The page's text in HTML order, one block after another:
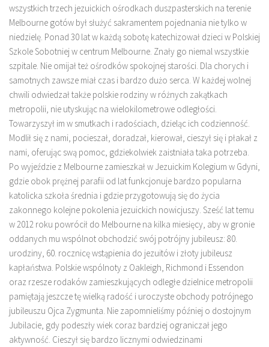
wszystkich trzech jezuickich ośrodkach duszpasterskich na terenie
Melbourne gotów był służyć sakramentem pojednania nie tylko w
niedzielę. Ponad 30 lat w każdą sobotę katechizował dzieci w Polskiej
Szkole Sobotniej w centrum Melbourne. Znały go niemal wszystkie
szpitale. Nie omijał też ośrodków spokojnej starości. Dla chorych i
samotnych zawsze miał czas i bardzo dużo serca. W każdej wolnej
chwili odwiedzał także polskie rodziny w różnych zakątkach
metropolii, nie utyskując na wielokilometrowe odległości.
Towarzyszył im w smutkach i radościach, dzieląc ich codzienność.
Modlił się z nami, pocieszał, doradzał, kierował, cieszył się i płakał z
nami, oferując swą pomoc, gdziekolwiek zaistniała taka potrzeba.
Po wyjeździe z Melbourne zamieszkał w Jezuickim Kolegium w Gdyni,
gdzie obok prężnej parafii od lat funkcjonuje bardzo popularna
katolicka szkoła średnia i gdzie przygotowują się do życia
zakonnego kolejne pokolenia jezuickich nowicjuszy. Sześć lat temu
w 2012 roku powrócił do Melbourne na kilka miesięcy, aby w gronie
oddanych mu wspólnot obchodzić swój potrójny jubileusz: 80.
urodziny, 60. rocznicę wstąpienia do jezuitów i złoty jubileusz
kapłaństwa. Polskie wspólnoty z Oakleigh, Richmond i Essendon
oraz rzesze rodaków zamieszkujących odległe dzielnice metropolii
pamiętają jeszcze tę wielką radość i uroczyste obchody potrójnego
jubileuszu Ojca Zygmunta. Nie zapomnieliśmy później o dostojnym
Jubilacie, gdy podeszły wiek coraz bardziej ograniczał jego
aktywność. Cieszył się bardzo licznymi odwiedzinami